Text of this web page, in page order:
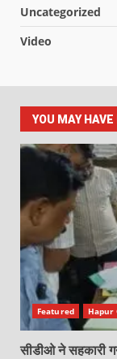
Uncategorized
Video
YOU MAY
Featured Hapur
सीडीओ ने सहकारी